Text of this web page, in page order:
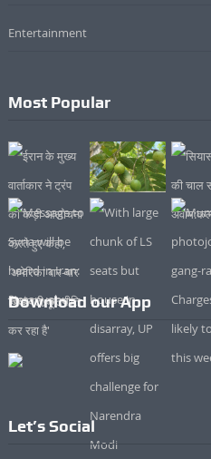
Entertainment
Most Popular
Download our App
Let’s Social